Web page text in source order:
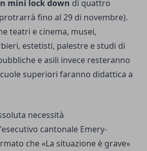
mini lock down di quattro
fino al 29 di novembre).
teatri e cinema, musei,
estetisti, palestre e studi di
e asili invece resteranno
superiori faranno didattica a
necessità
cantonale Emery-
che «La situazione è grave»